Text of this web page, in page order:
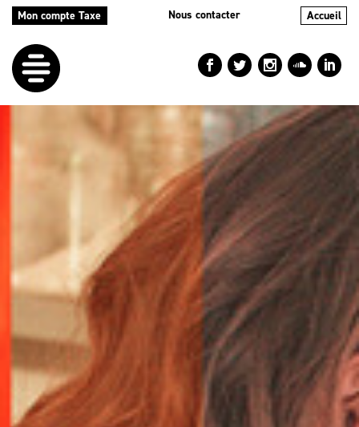
Mon compte Taxe Nous contacter Accueil
LEDÉFI
NOS
AIDES
ACTIONS
LEBLOG
RÉPERTOIRES